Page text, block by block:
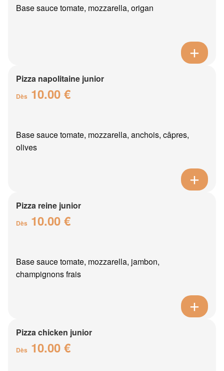
Base sauce tomate, mozzarella, origan
Pizza napolitaine junior
Dès 10.00 €
Base sauce tomate, mozzarella, anchois, câpres,
olives
Pizza reine junior
Dès 10.00 €
Base sauce tomate, mozzarella, jambon,
champignons frais
Pizza chicken junior
Dès 10.00 €